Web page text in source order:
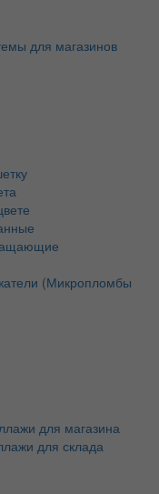
для магазинов
(Микропломбы
для магазина
для склада